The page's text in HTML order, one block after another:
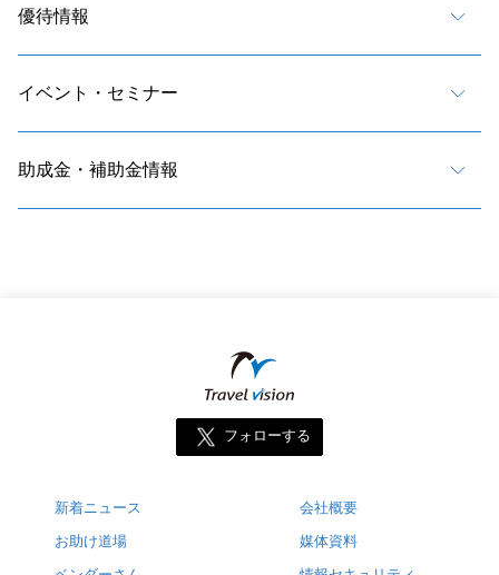
優待情報
イベント・セミナー
助成金・補助金情報
フォローする
新着ニュース
お助け道場
会社概要
媒体資料